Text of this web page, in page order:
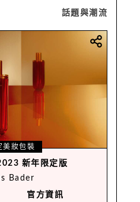
話題與潮流
美妝包裝
新年限定版
Bader
官方資訊